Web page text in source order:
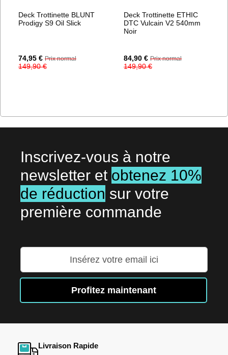
Deck Trottinette BLUNT
Prodigy S9 Oil Slick
Prix
Spécial
74,95 € Prix normal
149,90 €
Deck Trottinette ETHIC
DTC Vulcain V2 540mm
Noir
Prix
Spécial
84,90 € Prix normal
149,90 €
Inscrivez-vous à notre
newsletter et obtenez 10%
de réduction sur votre
première commande
notre
d’information
Profitez maintenant
Livraison Rapide